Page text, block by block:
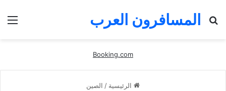
المسافرون العرب
Booking.com
الرئيسية / الصين